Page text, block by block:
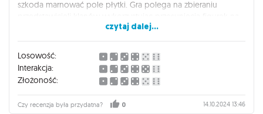
szkoda marnować pole płytki. Gra polega na zbieraniu
danym polu. Można pokombinować, nie jest wysoce
skomplikowana, a daje dużo zabawy.
czytaj dalej...
Losowość:
Interakcja:
Złożoność:
Czy recenzja była przydatna? 0 14.10.2024 13:46